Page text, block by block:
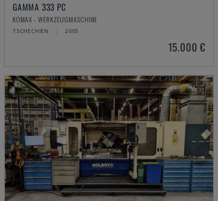
GAMMA 333 PC
KOMAX - WERKZEUGMASCHINE
TSCHECHIEN 2005
15.000 €